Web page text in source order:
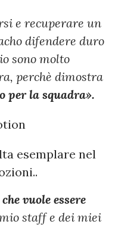
e recuperare un
difendere duro
sono molto
perchè dimostra
per la squadra».
esemplare nel
vuole essere
staff e dei miei